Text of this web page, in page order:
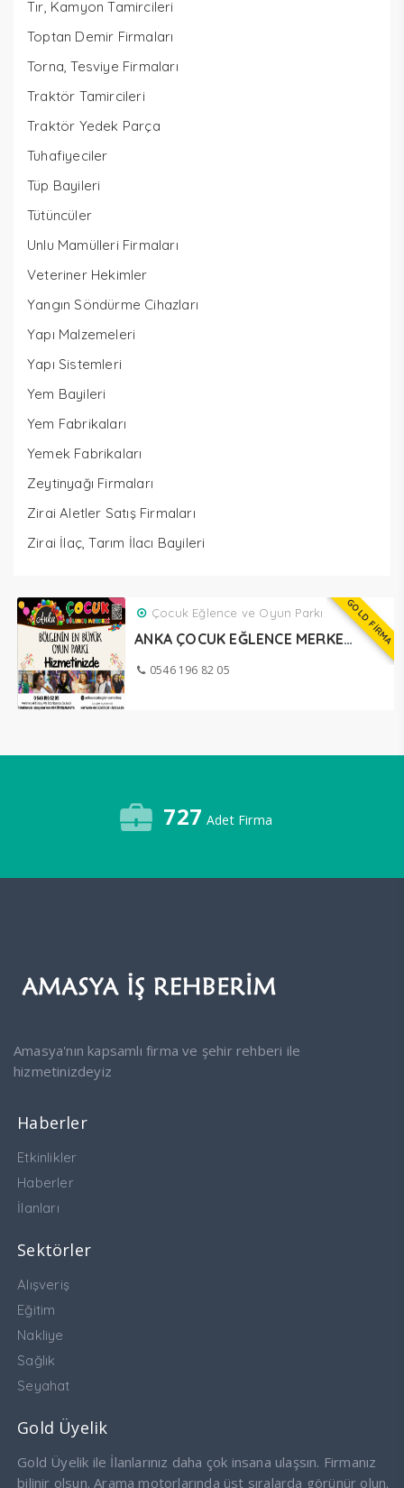
Tır, Kamyon Tamircileri
Toptan Demir Firmaları
Torna, Tesviye Firmaları
Traktör Tamircileri
Traktör Yedek Parça
Tuhafiyeciler
Tüp Bayileri
Tütüncüler
Unlu Mamülleri Firmaları
Veteriner Hekimler
Yangın Söndürme Cihazları
Yapı Malzemeleri
Yapı Sistemleri
Yem Bayileri
Yem Fabrikaları
Yemek Fabrikaları
Zeytinyağı Firmaları
Zirai Aletler Satış Firmaları
Zirai İlaç, Tarım İlacı Bayileri
GOLD FİRMA
Çocuk Eğlence ve Oyun Parkı
ANKA ÇOCUK EĞLENCE MERKEZİ MERZİFON
0546 196 82 05
727 Adet Firma
Amasya'nın kapsamlı firma ve şehir rehberi ile
hizmetinizdeyiz
Haberler
Etkinlikler
Haberler
İlanları
Sektörler
Alışveriş
Eğitim
Nakliye
Sağlık
Seyahat
Gold Üyelik
Gold Üyelik ile İlanlarınız daha çok insana ulaşsın. Firmanız
bilinir olsun. Arama motorlarında üst sıralarda görünür olun.